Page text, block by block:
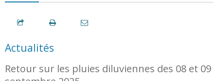
Actualités
Retour sur les pluies diluviennes des 08 et 09